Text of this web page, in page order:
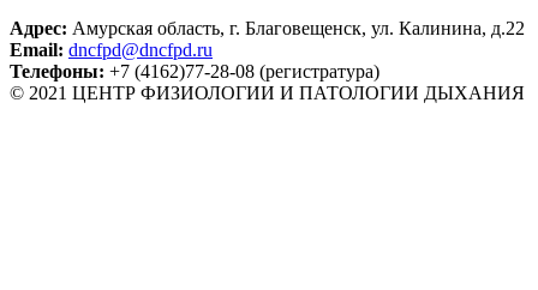
Адрес: Амурская область, г. Благовещенск, ул. Калинина, д.22
Email: dncfpd@dncfpd.ru
Телефоны: +7 (4162)77-28-08 (регистратура)
© 2021 ЦЕНТР ФИЗИОЛОГИИ И ПАТОЛОГИИ ДЫХАНИЯ